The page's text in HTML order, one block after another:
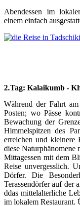
Abendessen im
einem einfach
2.Tag: Kalaikumb -
Während der Fahrt
Posten; wo Pässe
Bewachung der
Himmelspitzen des
erreichen und kleinere
diese Naturphänomene
Mittagessen mit dem
Reise unvergesslich.
Dörfer. Die
Terassendörfer auf der
ddas mittelalterliche
im lokalem